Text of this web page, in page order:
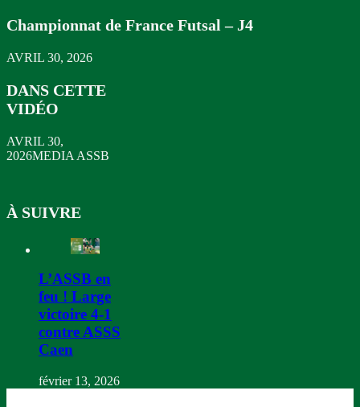
Championnat de France Futsal – J4
AVRIL 30, 2026
DANS CETTE
VIDÉO
AVRIL 30,
2026MEDIA ASSB
À SUIVRE
L’ASSB en
feu ! Large
victoire 4-1
contre ASSS
Caen
février 13, 2026